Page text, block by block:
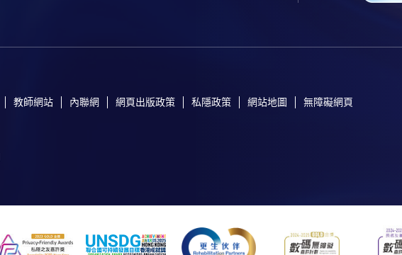
教師網站 內聯網 網頁出版政策 私隱政策 網站地圖 無障礙網頁